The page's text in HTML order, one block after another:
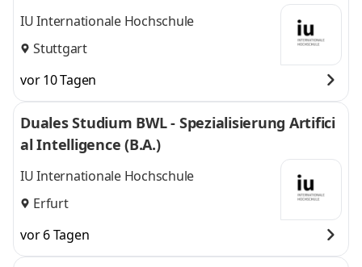
IU Internationale Hochschule
Stuttgart
vor 10 Tagen
Duales Studium BWL - Spezialisierung Artifici
al Intelligence (B.A.)
IU Internationale Hochschule
Erfurt
vor 6 Tagen